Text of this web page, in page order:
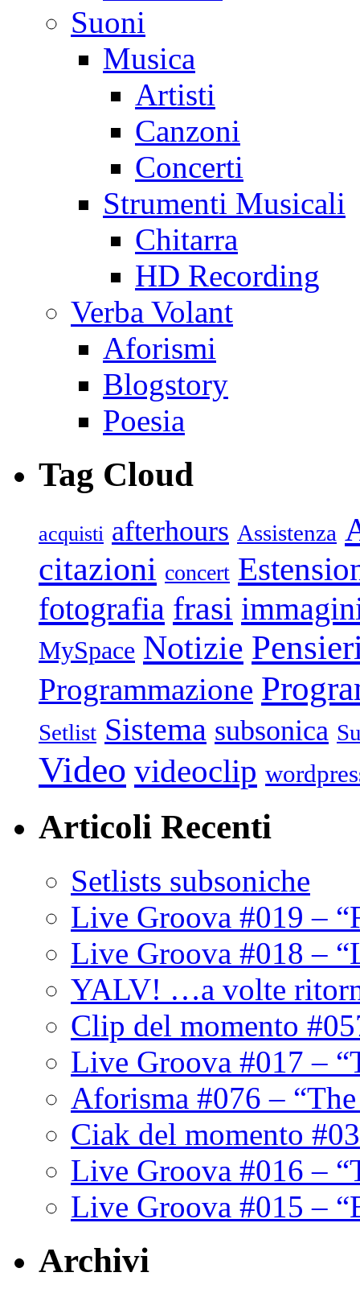
Suoni
Musica
Artisti
Canzoni
Concerti
Strumenti Musicali
Chitarra
HD Recording
Verba Volant
Aforismi
Blogstory
Poesia
Tag Cloud
acquisti afterhours Assistenza
citazioni concert
fotografia frasi
MySpace Notizie
Programmazione
Setlist Sistema subsonica
Video videoclip
Articoli Recenti
Setlists subsoniche
Live Groova #019 –
Live Groova #018 –
YALV! …a volte
Clip del momento
Live Groova #017 –
Aforisma #076 –
Ciak del momento
Live Groova #016 –
Live Groova #015 –
Archivi